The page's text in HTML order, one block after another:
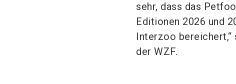
sehr, dass das
Editionen 2026 und
Interzoo
der WZF.